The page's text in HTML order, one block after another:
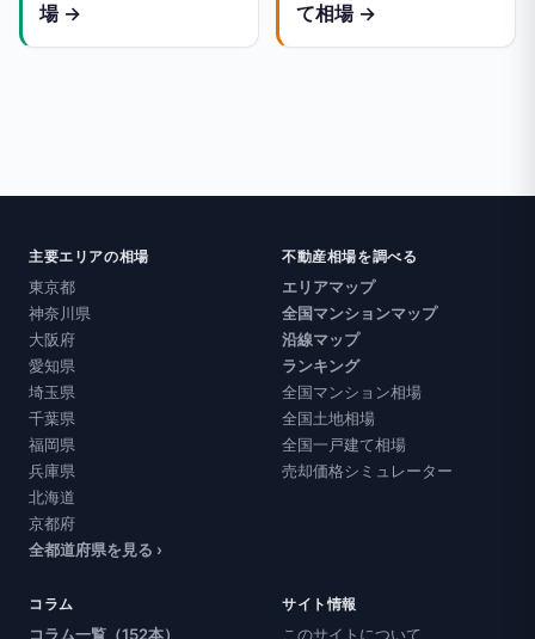
場 →
て相場 →
主要エリアの相場
東京都
神奈川県
大阪府
愛知県
埼玉県
千葉県
福岡県
兵庫県
北海道
京都府
全都道府県を見る ›
不動産相場を調べる
エリアマップ
全国マンションマップ
沿線マップ
ランキング
全国マンション相場
全国土地相場
全国一戸建て相場
売却価格シミュレーター
コラム
コラム一覧（152本）
サイト情報
このサイトについて